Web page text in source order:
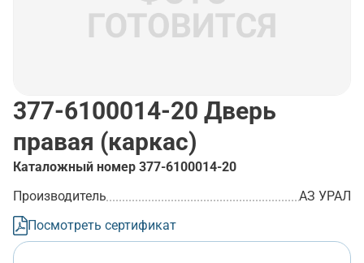
377-6100014-20 Дверь
правая (каркас)
Каталожный номер 377-6100014-20
Производитель
АЗ УРАЛ
Посмотреть сертификат